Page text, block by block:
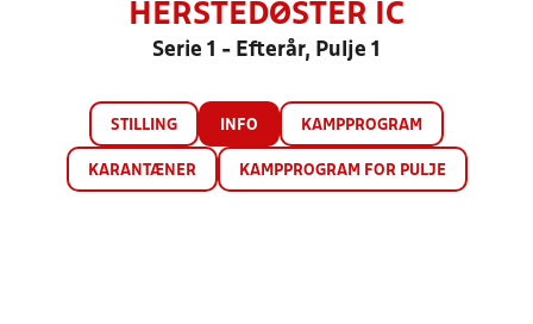
HERSTEDØSTER IC
Serie 1 - Efterår, Pulje 1
STILLING INFO KAMPPROGRAM
KARANTÆNER KAMPPROGRAM FOR PULJE